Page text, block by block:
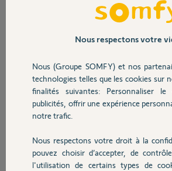
Sécurité
Domotique
Chauffage
je souhaite le piloter avec ma box Tahoma et
Quel est le type de récepteur SOMFY que je
Tahoma et les télécommandes ?
Je vous remercie pour vos réponses et votre
il y a plus d'un an
Participer au fil de
Nous respectons votre
Nous (Groupe SOMFY) et nos
technologies telles que les cookies sur
finalités suivantes: Personnaliser
publicités, offrir une expérience
notre trafic.
Nous respectons votre droit à la
pouvez choisir d’accepter, de
l'utilisation de certains types de